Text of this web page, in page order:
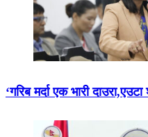
‘गरिब मर्दा एक भारी